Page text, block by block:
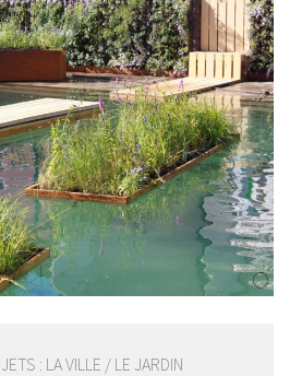
: LA VILLE / LE JARDIN